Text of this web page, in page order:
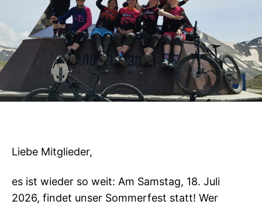
Liebe Mitglieder,
es ist wieder so weit: Am Samstag, 18. Juli
2026, findet unser Sommerfest statt! Wer